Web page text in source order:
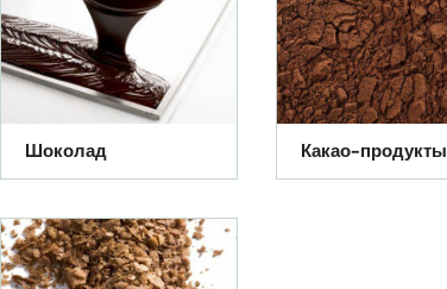
Шоколад Какао-продукты